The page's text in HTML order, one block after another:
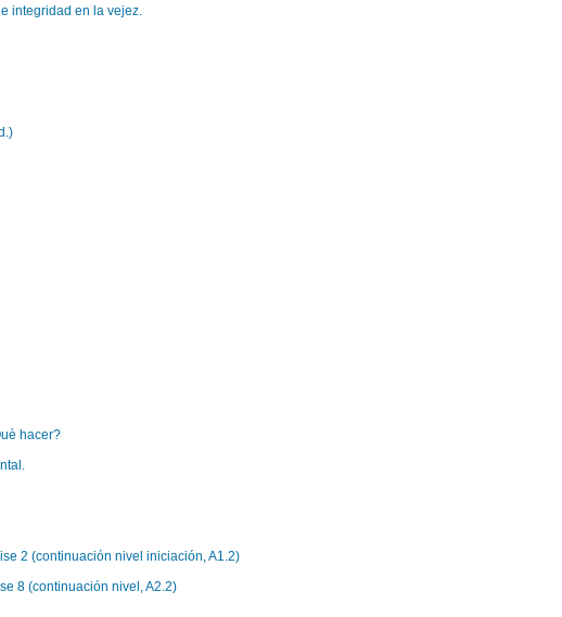
integridad en la vejez.
hacer?
2 (continuación nivel iniciación, A1.2)
8 (continuación nivel, A2.2)